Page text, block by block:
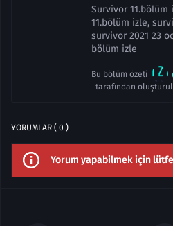
Survivor 11.bölüm
11.bölüm izle,
survivor 2021 23
bölüm izle
Bu bölüm özeti
tarafından
YORUMLAR ( 0 )
Yorum yapabilmek için